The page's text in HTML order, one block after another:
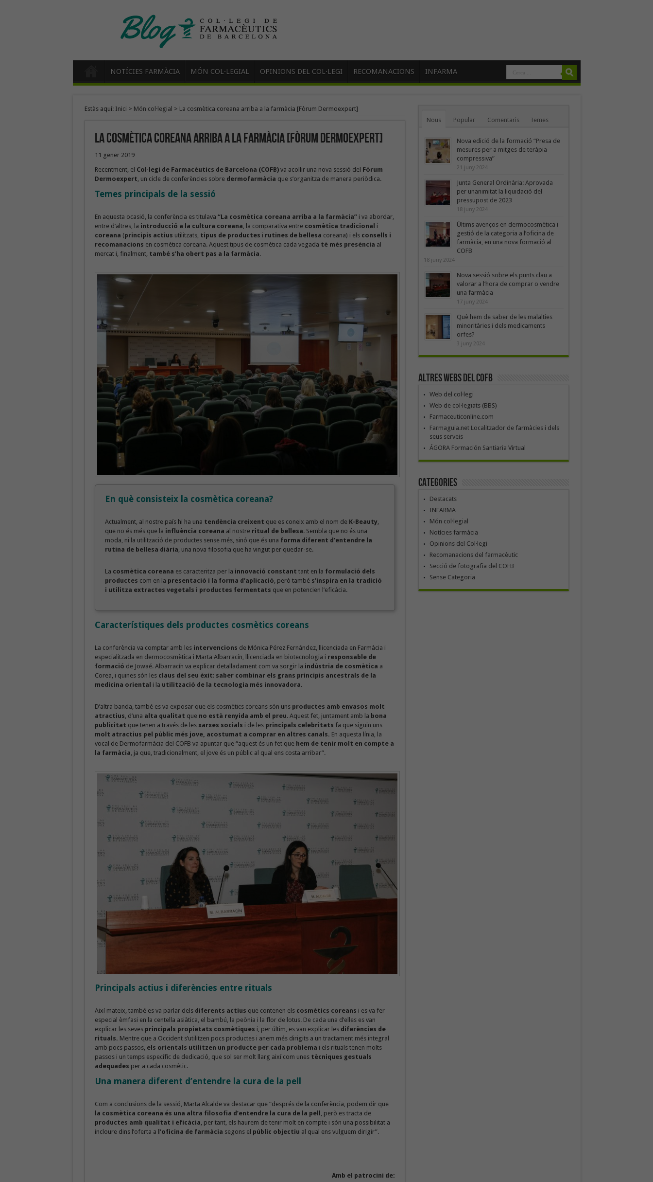
NOTÍCIES FARMÀCIA MÓN COL·LEGIAL OPINIONS DEL COL·LEGI RECOMANACIONS INFARMA
Estàs aquí: Inici > Món col·legial > La cosmètica coreana arriba a la farmàcia [Fòrum Dermoexpert]
La cosmètica coreana arriba a la farmàcia [Fòrum Dermoexpert]
11 gener 2019
Recentment, el Col·legi de Farmacèutics de Barcelona (COFB)va acollir una nova sessió del Fòrum
Dermoexpert, un cicle de conferències sobre dermofarmàcia que s’organitza de manera periòdica.
Temes principals de la sessió
En aquesta ocasió, la conferència es titulava “La cosmètica coreana arriba a la farmàcia”i va abordar,
entre d’altres, la introducció a la cultura coreana, la comparativa entre cosmètica tradicional i
coreana (principis actius utilitzats, tipus de productes i rutines de bellesa coreana) i els consells i
recomanacions en cosmètica coreana. Aquest tipus de cosmètica cada vegada té més presència al
mercat i, finalment, també s’ha obert pas a la farmàcia.
En què consisteix la cosmètica coreana?
Actualment, al nostre país hi ha una tendència creixent que es coneix amb el nom de K-Beauty,
que no és més que la influència coreana al nostre ritual de bellesa. Sembla que no és una
moda, ni la utilització de productes sense més, sinó que és una forma diferent d’entendre la
rutina de bellesa diària , una nova filosofia que ha vingut per quedar-se.
La cosmètica coreana es caracteritza per la innovació constant tant en la formulació dels
productes com en la presentació i la forma d’aplicació , però també s’inspira en la tradició
i utilitza extractes vegetals i productes fermentats que en potencien l’eficàcia.
Característiques dels productes cosmètics coreans
La conferència va comptar amb les intervencions de Mónica Pérez Fernández, llicenciada en Farmàcia i
especialitzada en dermocosmètica i Marta Albarracín, llicenciada en biotecnologia i responsable de
formació de Jowaé. Albarracín va explicar detalladament com va sorgir la indústria de cosmètica a
Corea, i quines són les claus del seu èxit: saber combinar els grans principis ancestrals de la
medicina oriental i la utilització de la tecnologia més innovadora.
D’altra banda, també es va exposar que els cosmètics coreans són uns productes amb envasos molt
atractius , d’una alta qualitat que no està renyida amb el preu. Aquest fet, juntament amb la bona
publicitat que tenen a través de les xarxes socials i de les principals celebritats fa que siguin uns
molt atractius pel públic més jove, acostumat a comprar en altres canals. En aquesta línia, la
vocal de Dermofarmàcia del COFB va apuntar que “aquest és un fet que hem de tenir molt en compte a
la farmàcia , ja que, tradicionalment, el jove és un públic al qual ens costa arribar”.
Principals actius i diferències entre rituals
Així mateix, també es va parlar dels diferents actius que contenen els cosmètics coreans i es va fer
especial èmfasi en la centella asiàtica, el bambú, la peònia i la flor de lotus. De cada una d’elles es van
explicar les seves principals propietats cosmètiques i, per últim, es van explicar les diferències de
rituals. Mentre que a Occident s’utilitzen pocs productes i anem més dirigits a un tractament més integral
amb pocs passos, els orientals utilitzen un producte per cada problema i els rituals tenen molts
passos i un temps específic de dedicació, que sol ser molt llarg així com unes tècniques gestuals
adequades per a cada cosmètic.
Una manera diferent d’entendre la cura de la pell
Com a conclusions de la sessió, Marta Alcalde va destacar que “després de la conferència, podem dir que
la cosmètica coreana és una altra filosofia d’entendre la cura de la pell
, però es tracta de
productes amb qualitat i eficàcia , per tant, els haurem de tenir molt en compte i són una possibilitat a
incloure dins l’oferta a l’oficina de farmàcia segons el públic objectiu al qual ens vulguem dirigir”.
Amb el patrocini de:
Nous Popular Comentaris Temes
Nova edició de la formació “Presa de
mesures per a mitges de teràpia
compressiva”
21 juny 2024
Junta General Ordinària: Aprovada
per unanimitat la liquidació del
pressupost de 2023
18 juny 2024
Últims avenços en dermocosmètica i
gestió de la categoria a l’oficina de
farmàcia, en una nova formació al
COFB
18 juny 2024
Nova sessió sobre els punts clau a
valorar a l’hora de comprar o vendre
una farmàcia
17 juny 2024
Què hem de saber de les malalties
minoritàries i dels medicaments
orfes?
3 juny 2024
Altres webs del COFB
Web del col·legi
Web de col·legiats (BBS)
Farmaceuticonline.com
Farmaguia.net Localitzador de farmàcies i dels
seus serveis
ÁGORA Formación Santiaria Virtual
Categories
Destacats
INFARMA
Món col·legial
Notícies farmàcia
Opinions del Col·legi
Recomanacions del farmacèutic
Secció de fotografia del COFB
Sense Categoria